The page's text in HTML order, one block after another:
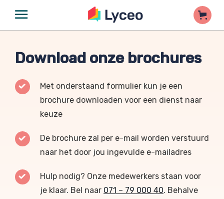
Download onze brochures
Met onderstaand formulier kun je een
brochure downloaden voor een dienst naar
keuze
De brochure zal per e-mail worden verstuurd
naar het door jou ingevulde e-mailadres
Hulp nodig? Onze medewerkers staan voor
je klaar. Bel naar 071 – 79 000 40. Behalve